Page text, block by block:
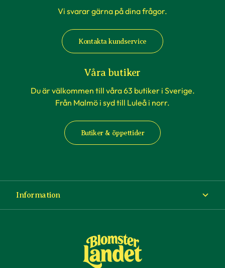
Vi svarar gärna på dina frågor.
Kontakta kundservice
Våra butiker
Du är välkommen till våra 63 butiker i Sverige.
Från Malmö i syd till Luleå i norr.
Butiker & öppettider
Information
Köp- och leveransvillkor